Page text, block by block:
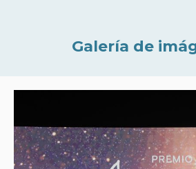
Galería de